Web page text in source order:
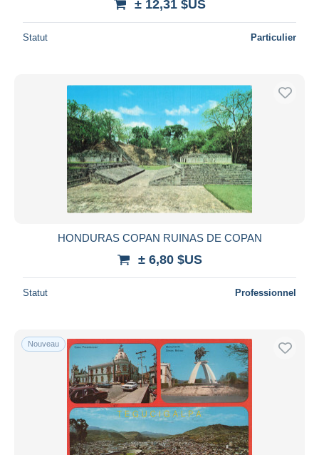
± 12,31 $US
Statut Particulier
HONDURAS COPAN RUINAS DE COPAN
± 6,80 $US
Statut Professionnel
Nouveau